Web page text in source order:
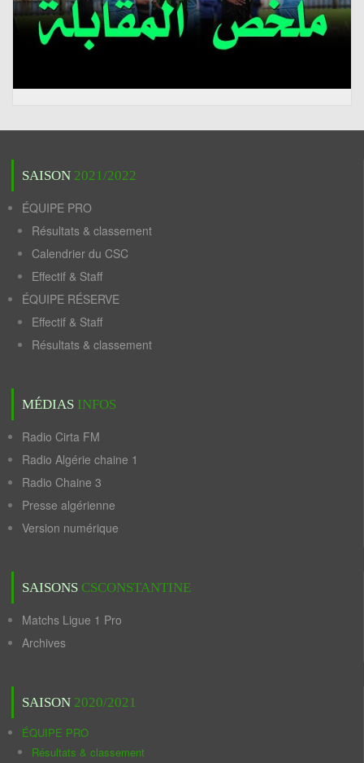
SAISON 2021/2022
ÉQUIPE PRO
Résultats & classement
Calendrier du CSC
Effectif & Staff
ÉQUIPE RÉSERVE
Effectif & Staff
Résultats & classement
MÉDIAS INFOS
Radio Cirta FM
Radio Algérie chaine 1
Radio Chaine 3
Presse algérienne
Version numérique
SAISONS CSCONSTANTINE
Matchs Ligue 1 Pro
Archives
SAISON 2020/2021
ÉQUIPE PRO
Résultats & classement